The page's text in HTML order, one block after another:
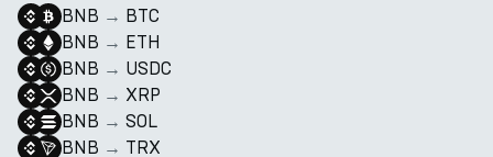
BNB → BTC
BNB → ETH
BNB → USDC
BNB → XRP
BNB → SOL
BNB → TRX